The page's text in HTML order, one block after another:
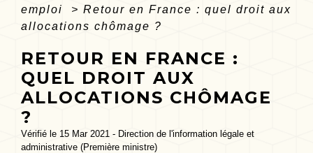
emploi
> Retour en France : quel droit aux
allocations chômage ?
RETOUR EN FRANCE :
QUEL DROIT AUX
ALLOCATIONS CHÔMAGE
?
Vérifié le 15 Mar 2021 - Direction de l'information légale et
administrative (Première ministre)